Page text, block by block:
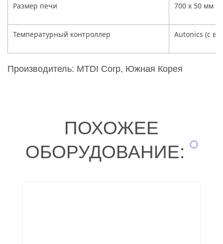
Размер печи 700 x 50 мм
Температурный контроллер Autonics (с
Производитель: MTDI Corp, Южная Корея
ПОХОЖЕЕ
ОБОРУДОВАНИЕ: